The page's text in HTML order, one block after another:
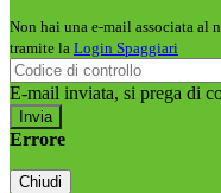
Non hai una e-mail associata al
tramite la Login Spaggiari
E-mail inviata, si prega di
Errore
Chiudi